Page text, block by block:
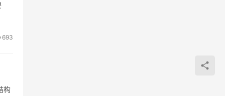
693
构